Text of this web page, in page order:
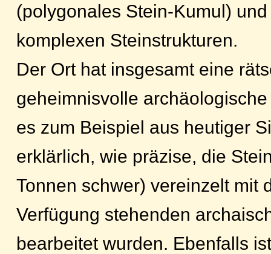
(polygonales Stein-Kumul)
komplexen Steinstrukturen.
Der Ort hat insgesamt eine
geheimnisvolle
es zum Beispiel aus heutiger
erklärlich, wie präzise, die
Tonnen schwer) vereinzelt mit
Verfügung stehenden
bearbeitet wurden. Ebenfalls